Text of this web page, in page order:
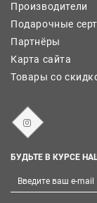
Производители
Подарочные
Партнёры
Карта сайта
Товары со
БУДЬТЕ В КУРСЕ